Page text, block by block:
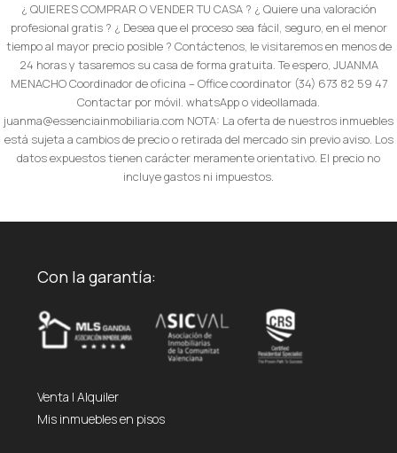
¿ QUIERES COMPRAR O VENDER TU CASA ? ¿ Quiere una valoración
profesional gratis ? ¿ Desea que el proceso sea fácil, seguro, en el menor
tiempo al mayor precio posible ? Contáctenos, le visitaremos en menos de
24 horas y tasaremos su casa de forma gratuita. Te espero, JUANMA
MENACHO Coordinador de oficina – Office coordinator (34) 673 82 59 47
Contactar por móvil. whatsApp o videollamada.
juanma@essenciainmobiliaria.com NOTA: La oferta de nuestros inmuebles
está sujeta a cambios de precio o retirada del mercado sin previo aviso. Los
datos expuestos tienen carácter meramente orientativo. El precio no
incluye gastos ni impuestos.
Con la garantía:
Venta | Alquiler
Mis inmuebles en pisos